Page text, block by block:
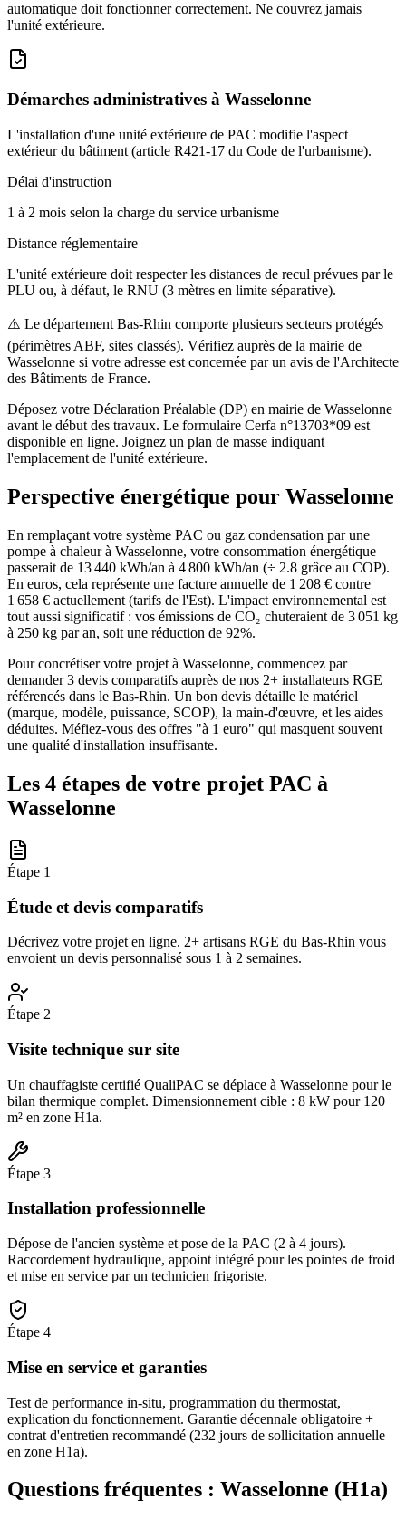
automatique doit fonctionner correctement. Ne couvrez jamais
l'unité extérieure.
Démarches administratives à Wasselonne
L'installation d'une unité extérieure de PAC modifie l'aspect
extérieur du bâtiment (article R421-17 du Code de l'urbanisme).
Délai d'instruction
1 à 2 mois selon la charge du service urbanisme
Distance réglementaire
L'unité extérieure doit respecter les distances de recul prévues par le
PLU ou, à défaut, le RNU (3 mètres en limite séparative).
⚠️ Le département Bas-Rhin comporte plusieurs secteurs protégés
(périmètres ABF, sites classés). Vérifiez auprès de la mairie de
Wasselonne si votre adresse est concernée par un avis de l'Architecte
des Bâtiments de France.
Déposez votre Déclaration Préalable (DP) en mairie de Wasselonne
avant le début des travaux. Le formulaire Cerfa n°13703*09 est
disponible en ligne. Joignez un plan de masse indiquant
l'emplacement de l'unité extérieure.
Perspective énergétique pour Wasselonne
En remplaçant votre système PAC ou gaz condensation par une
pompe à chaleur à Wasselonne, votre consommation énergétique
passerait de 13 440 kWh/an à 4 800 kWh/an (÷ 2.8 grâce au COP).
En euros, cela représente une facture annuelle de 1 208 € contre
1 658 € actuellement (tarifs de l'Est). L'impact environnemental est
tout aussi significatif : vos émissions de CO₂ chuteraient de 3 051 kg
à 250 kg par an, soit une réduction de 92%.
Pour concrétiser votre projet à Wasselonne, commencez par
demander 3 devis comparatifs auprès de nos 2+ installateurs RGE
référencés dans le Bas-Rhin. Un bon devis détaille le matériel
(marque, modèle, puissance, SCOP), la main-d'œuvre, et les aides
déduites. Méfiez-vous des offres "à 1 euro" qui masquent souvent
une qualité d'installation insuffisante.
Les 4 étapes de votre projet PAC à
Wasselonne
Étape 1
Étude et devis comparatifs
Décrivez votre projet en ligne. 2+ artisans RGE du Bas-Rhin vous
envoient un devis personnalisé sous 1 à 2 semaines.
Étape 2
Visite technique sur site
Un chauffagiste certifié QualiPAC se déplace à Wasselonne pour le
bilan thermique complet. Dimensionnement cible : 8 kW pour 120
m² en zone H1a.
Étape 3
Installation professionnelle
Dépose de l'ancien système et pose de la PAC (2 à 4 jours).
Raccordement hydraulique, appoint intégré pour les pointes de froid
et mise en service par un technicien frigoriste.
Étape 4
Mise en service et garanties
Test de performance in-situ, programmation du thermostat,
explication du fonctionnement. Garantie décennale obligatoire +
contrat d'entretien recommandé (232 jours de sollicitation annuelle
en zone H1a).
Questions fréquentes : Wasselonne (H1a)